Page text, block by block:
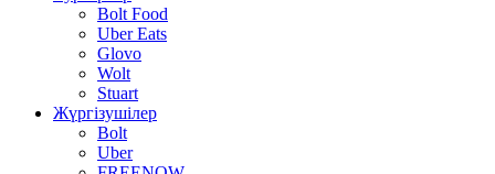
Bolt Food
Uber Eats
Glovo
Wolt
Stuart
Жүргізушілер
Bolt
Uber